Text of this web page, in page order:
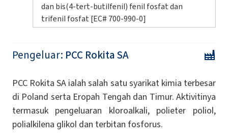
dan bis(4-tert-butilfenil) fenil fosfat dan
trifenil fosfat [EC# 700-990-0]
Pengeluar: PCC Rokita SA
PCC Rokita SA ialah salah satu syarikat kimia terbesar
di Poland serta Eropah Tengah dan Timur. Aktivitinya
termasuk pengeluaran kloroalkali, polieter poliol,
polialkilena glikol dan terbitan fosforus.